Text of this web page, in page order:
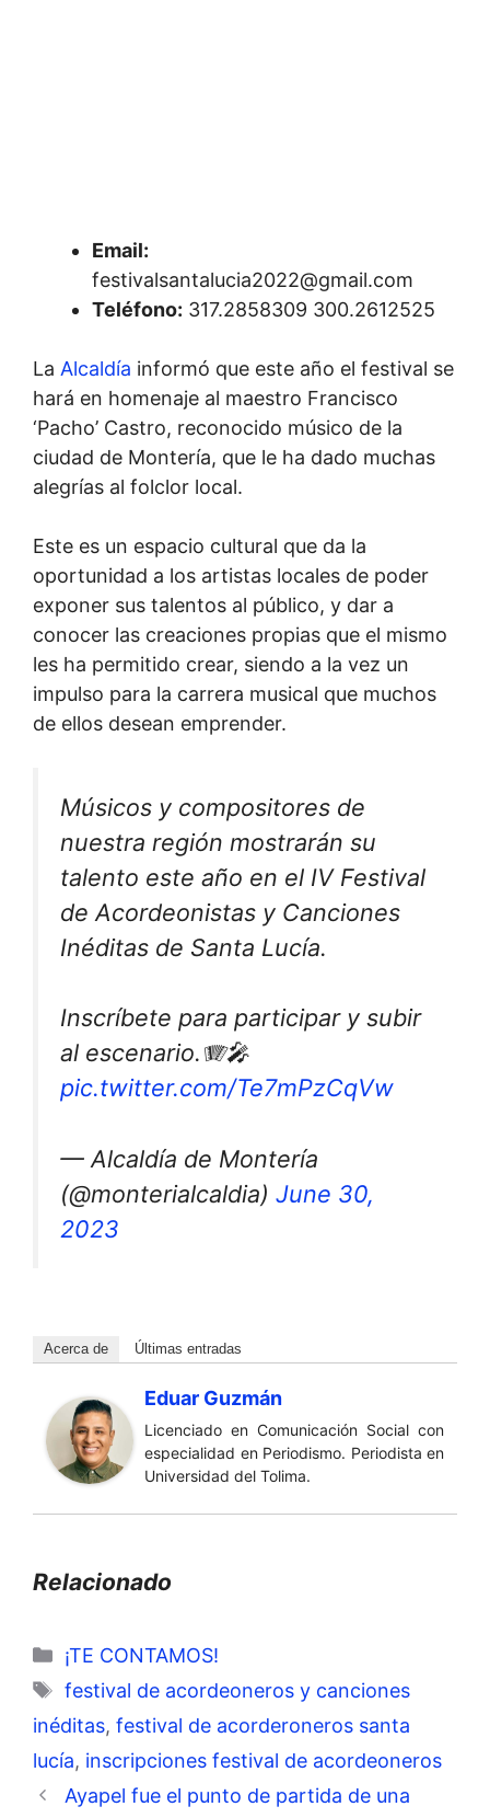
Email:
festivalsantalucia2022@gmail.com
Teléfono: 317.2858309 300.2612525
La Alcaldía informó que este año el festival se
hará en homenaje al maestro Francisco
‘Pacho’ Castro, reconocido músico de la
ciudad de Montería, que le ha dado muchas
alegrías al folclor local.
Este es un espacio cultural que da la
oportunidad a los artistas locales de poder
exponer sus talentos al público, y dar a
conocer las creaciones propias que el mismo
les ha permitido crear, siendo a la vez un
impulso para la carrera musical que muchos
de ellos desean emprender.
Músicos y compositores de
nuestra región mostrarán su
talento este año en el IV Festival
de Acordeonistas y Canciones
Inéditas de Santa Lucía.
Inscríbete para participar y subir
al escenario.🪗🎤
pic.twitter.com/Te7mPzCqVw
— Alcaldía de Montería
(@monterialcaldia) June 30,
2023
Acerca de Últimas entradas
Eduar Guzmán
Licenciado en Comunicación Social con
especialidad en Periodismo. Periodista en
Universidad del Tolima.
Relacionado
Categorías
¡TE CONTAMOS!
Etiquetas
festival de acordeoneros y canciones
inéditas, festival de acorderoneros santa
lucía, inscripciones festival de acordeoneros
Ayapel fue el punto de partida de una